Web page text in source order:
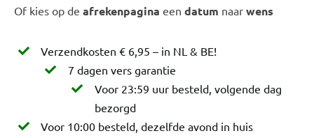
aantal
Of kies op de afrekenpagina een datum naar wens
Verzendkosten € 6,95 – in NL & BE!
7 dagen vers garantie
Voor 23:59 uur besteld, volgende dag
bezorgd
Voor 10:00 besteld, dezelfde avond in huis